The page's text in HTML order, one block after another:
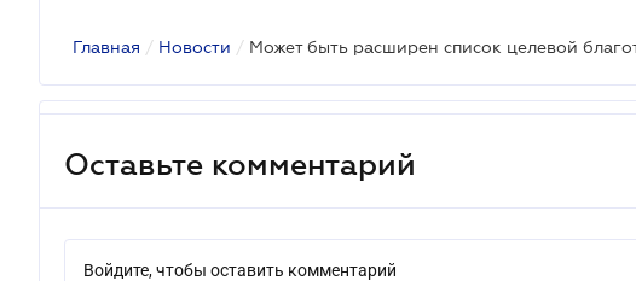
Главная / Новости /
Оставьте комментарий
Войдите, чтобы оставить комментарий